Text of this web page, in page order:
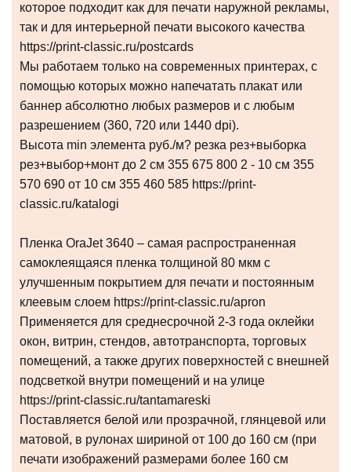
которое подходит как для печати наружной рекламы,
так и для интерьерной печати высокого качества
https://print-classic.ru/postcards
Мы работаем только на современных принтерах, с
помощью которых можно напечатать плакат или
баннер абсолютно любых размеров и с любым
разрешением (360, 720 или 1440 dpi).
Высота min элемента руб./м? резка рез+выборка
рез+выбор+монт до 2 см 355 675 800 2 - 10 см 355
570 690 от 10 см 355 460 585 https://print-
classic.ru/katalogi
Пленка OraJet 3640 – самая распространенная
самоклеящаяся пленка толщиной 80 мкм с
улучшенным покрытием для печати и постоянным
клеевым слоем https://print-classic.ru/apron
Применяется для среднесрочной 2-3 года оклейки
окон, витрин, стендов, автотранспорта, торговых
помещений, а также других поверхностей с внешней
подсветкой внутри помещений и на улице
https://print-classic.ru/tantamareski
Поставляется белой или прозрачной, глянцевой или
матовой, в рулонах шириной от 100 до 160 см (при
печати изображений размерами более 160 см